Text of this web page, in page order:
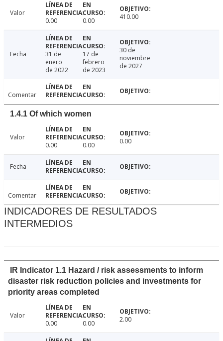
Valor
0.00
0.00 410.00
Fecha
31 de
enero
de 2022
17 de
febrero
de 2023
30 de
noviembre
de 2027
Comentar
1.4.1 Of which women
Valor
0.00
0.00 0.00
Fecha
Comentar
INDICADORES DE RESULTADOS
INTERMEDIOS
IR Indicator 1.1 Hazard / risk assessments to inform
disaster risk reduction policies and investments for
priority areas completed
Valor
0.00
0.00 2.00